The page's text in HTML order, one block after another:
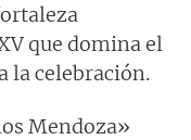
que domina el
la celebración.
Mendoza»